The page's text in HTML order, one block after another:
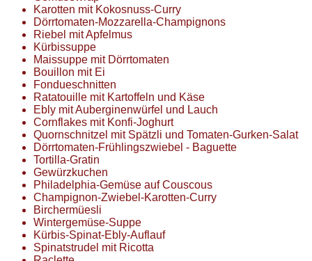
Karotten mit Kokosnuss-Curry
Dörrtomaten-Mozzarella-Champignons
Riebel mit Apfelmus
Kürbissuppe
Maissuppe mit Dörrtomaten
Bouillon mit Ei
Fondueschnitten
Ratatouille mit Kartoffeln und Käse
Ebly mit Auberginenwürfel und Lauch
Cornflakes mit Konfi-Joghurt
Quornschnitzel mit Spätzli und Tomaten-Gurken-Salat
Dörrtomaten-Frühlingszwiebel - Baguette
Tortilla-Gratin
Gewürzkuchen
Philadelphia-Gemüse auf Couscous
Champignon-Zwiebel-Karotten-Curry
Birchermüesli
Wintergemüse-Suppe
Kürbis-Spinat-Ebly-Auflauf
Spinatstrudel mit Ricotta